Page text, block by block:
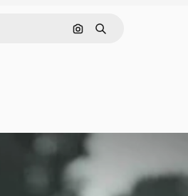
画像で検索
検索